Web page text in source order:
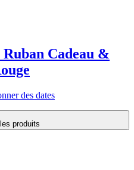
Cadeau &
des dates
produits